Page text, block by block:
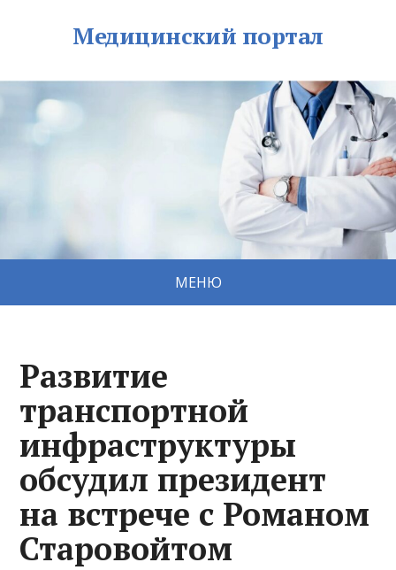
Медицинский портал
МЕНЮ
Развитие
транспортной
инфраструктуры
обсудил президент
на встрече с Романом
Старовойтом